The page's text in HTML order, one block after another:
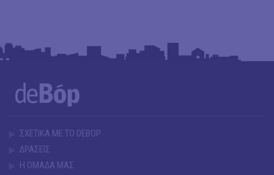
ΣΧΕΤΙΚΑ ΜΕ ΤΟ DEBOP
ΔΡΑΣΕΙΣ
Η ΟΜΑΔΑ ΜΑΣ